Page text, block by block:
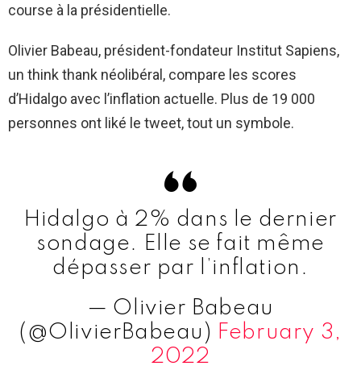
course à la présidentielle.
Olivier Babeau, président-fondateur Institut Sapiens,
un think thank néolibéral, compare les scores
d’Hidalgo avec l’inflation actuelle. Plus de 19 000
personnes ont liké le tweet, tout un symbole.
Hidalgo à 2% dans le dernier
sondage. Elle se fait même
dépasser par l’inflation.
— Olivier Babeau
(@OlivierBabeau) February 3,
2022